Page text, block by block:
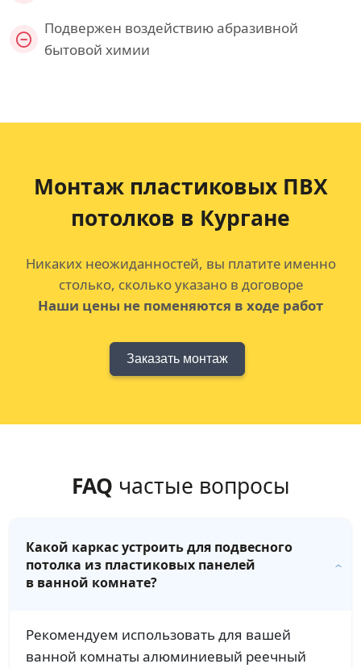
Подвержен воздействию абразивной
бытовой химии
Монтаж пластиковых ПВХ
потолков в Кургане
Никаких неожиданностей, вы платите именно
столько, сколько указано в договоре
Наши цены не поменяются в ходе работ
Заказать монтаж
FAQ частые вопросы
Какой каркас устроить для подвесного
потолка из пластиковых панелей
в ванной комнате?
Рекомендуем использовать для вашей
ванной комнаты алюминиевый реечный